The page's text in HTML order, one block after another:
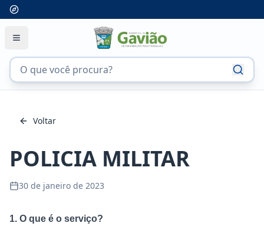
Voltar
POLICIA MILITAR
30 de janeiro de 2023
1. O que é o serviço?